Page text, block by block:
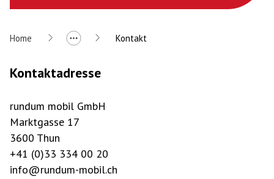
Home Kontakt
Kontaktadresse
rundum mobil GmbH
Marktgasse 17
3600 Thun
+41 (0)33 334 00 20
info@rundum-mobil.ch